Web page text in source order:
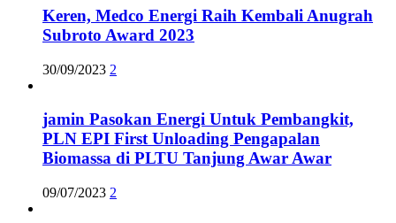
Keren, Medco Energi Raih Kembali Anugrah
Subroto Award 2023
30/09/2023 2
jamin Pasokan Energi Untuk Pembangkit,
PLN EPI First Unloading Pengapalan
Biomassa di PLTU Tanjung Awar Awar
09/07/2023 2